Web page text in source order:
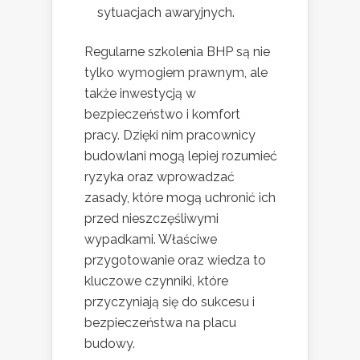
sytuacjach awaryjnych.
Regularne szkolenia BHP są nie
tylko wymogiem prawnym, ale
także inwestycją w
bezpieczeństwo i komfort
pracy. Dzięki nim pracownicy
budowlani mogą lepiej rozumieć
ryzyka oraz wprowadzać
zasady, które mogą uchronić ich
przed nieszczęśliwymi
wypadkami. Właściwe
przygotowanie oraz wiedza to
kluczowe czynniki, które
przyczyniają się do sukcesu i
bezpieczeństwa na placu
budowy.